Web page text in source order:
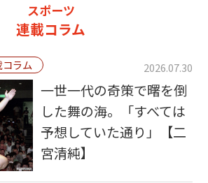
スポーツ
連載コラム
コラム 2026.07.30
一世一代の奇策で曙を倒
した舞の海。「すべては
予想していた通り」【二
宮清純】